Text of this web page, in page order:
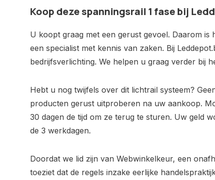
Koop deze spanningsrail 1 fase bij
U koopt graag met een gerust gevoel. Daarom is
een specialist met kennis van zaken. Bij
bedrijfsverlichting. We helpen u graag verder bij
Hebt u nog twijfels over dit lichtrail systeem?
producten gerust uitproberen na uw aankoop.
30 dagen de tijd om ze terug te sturen. Uw geld
de 3 werkdagen.
Doordat we lid zijn van Webwinkelkeur, een
toeziet dat de regels inzake eerlijke